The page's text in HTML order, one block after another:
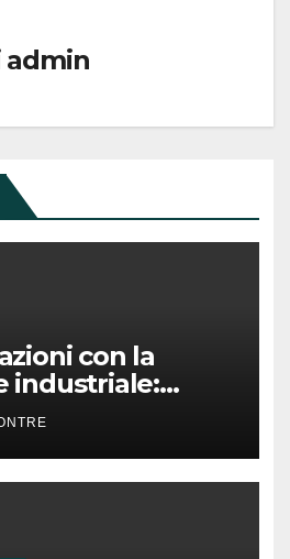
admin
con la
industriale:
risorse